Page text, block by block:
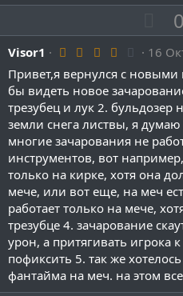
в
з
д
П
о
з
и
т
и
в
н
ы
й
г
о
л
о
с
0
Visor1 4
0
0
з
в
ё
з
д
16
Привет,я вернулся с новыми
бы видеть новое
трезубец и лук 2. бульдозер
земли снега листвы, я
многие зачарования не
инструментов, вот
только на кирке, хотя она
мече, или вот еще, на меч
работает только на мече,
трезубце 4. зачарование
урон, а притягивать игрока
пофиксить 5. так же
фантайма на меч. на этом